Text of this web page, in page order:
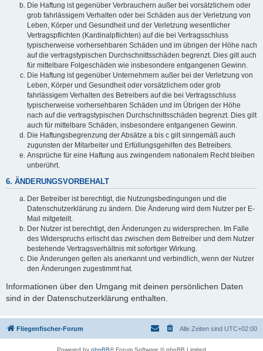
Die Haftung ist gegenüber Verbrauchern außer bei vorsätzlichem oder
grob fahrlässigem Verhalten oder bei Schäden aus der Verletzung von
Leben, Körper und Gesundheit und der Verletzung wesentlicher
Vertragspflichten (Kardinalpflichten) auf die bei Vertragsschluss
typischerweise vorhersehbaren Schäden und im übrigen der Höhe nach
auf die vertragstypischen Durchschnittsschäden begrenzt. Dies gilt auch
für mittelbare Folgeschäden wie insbesondere entgangenen Gewinn.
Die Haftung ist gegenüber Unternehmern außer bei der Verletzung von
Leben, Körper und Gesundheit oder vorsätzlichem oder grob
fahrlässigem Verhalten des Betreibers auf die bei Vertragsschluss
typischerweise vorhersehbaren Schäden und im Übrigen der Höhe
nach auf die vertragstypischen Durchschnittsschäden begrenzt. Dies gilt
auch für mittelbare Schäden, insbesondere entgangenen Gewinn.
Die Haftungsbegrenzung der Absätze a bis c gilt sinngemäß auch
zugunsten der Mitarbeiter und Erfüllungsgehilfen des Betreibers.
Ansprüche für eine Haftung aus zwingendem nationalem Recht bleiben
unberührt.
6. ÄNDERUNGSVORBEHALT
Der Betreiber ist berechtigt, die Nutzungsbedingungen und die
Datenschutzerklärung zu ändern. Die Änderung wird dem Nutzer per E-
Mail mitgeteilt.
Der Nutzer ist berechtigt, den Änderungen zu widersprechen. Im Falle
des Widerspruchs erlischt das zwischen dem Betreiber und dem Nutzer
bestehende Vertragsverhältnis mit sofortiger Wirkung.
Die Änderungen gelten als anerkannt und verbindlich, wenn der Nutzer
den Änderungen zugestimmt hat.
Informationen über den Umgang mit deinen persönlichen Daten
sind in der Datenschutzerklärung enthalten.
Fliegenfischer-Forum Alle Zeiten sind UTC+02:00